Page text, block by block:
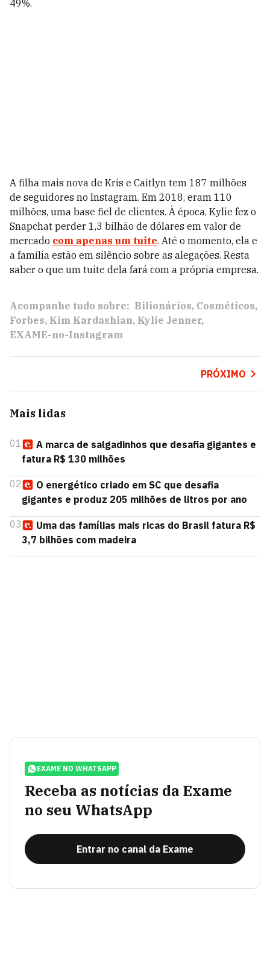
49%.
A filha mais nova de Kris e Caitlyn tem 187 milhões
de seguidores no Instagram. Em 2018, eram 110
milhões, uma base fiel de clientes. À época, Kylie fez o
Snapchat perder 1,3 bilhão de dólares em valor de
mercado com apenas um tuite. Até o momento, ela e
a família estão em silêncio sobre as alegações. Resta
saber o que um tuite dela fará com a própria empresa.
Acompanhe tudo sobre: Bilionários Cosméticos
Forbes Kim Kardashian Kylie Jenner
EXAME-no-Instagram
PRÓXIMO
Mais lidas
01
A marca de salgadinhos que desafia gigantes e
fatura R$ 130 milhões
02
O energético criado em SC que desafia
gigantes e produz 205 milhões de litros por ano
03
Uma das famílias mais ricas do Brasil fatura R$
3,7 bilhões com madeira
EXAME NO WHATSAPP
Receba as notícias da Exame
no seu WhatsApp
Entrar no canal da Exame